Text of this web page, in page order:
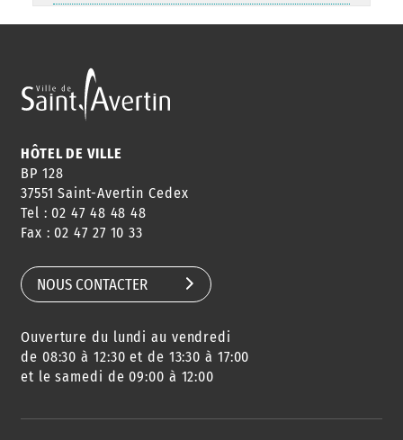
ANNUAIRE
HORAIRES
CONSEILS
DE QUARTIER
AGENDA
DES SORTIES
URBANISME
HÔTEL DE VILLE
BP 128
37551 Saint-Avertin Cedex
Tel : 02 47 48 48 48
Fax : 02 47 27 10 33
NOUS CONTACTER
Ouverture du lundi au vendredi
de 08:30 à 12:30 et de 13:30 à 17:00
et le samedi de 09:00 à 12:00